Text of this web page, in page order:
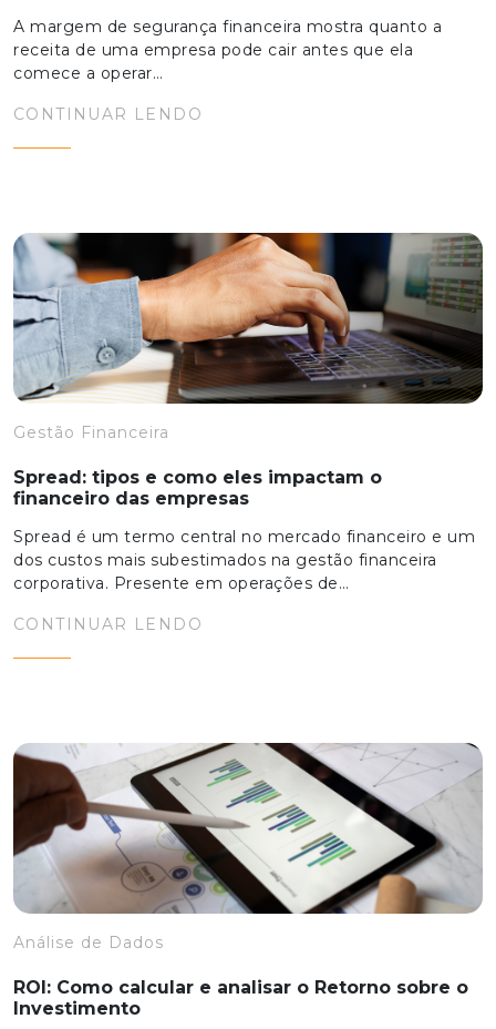
A margem de segurança financeira mostra quanto a
receita de uma empresa pode cair antes que ela
comece a operar…
CONTINUAR LENDO
Gestão Financeira
Spread: tipos e como eles impactam o
financeiro das empresas
Spread é um termo central no mercado financeiro e um
dos custos mais subestimados na gestão financeira
corporativa. Presente em operações de…
CONTINUAR LENDO
Análise de Dados
ROI: Como calcular e analisar o Retorno sobre o
Investimento